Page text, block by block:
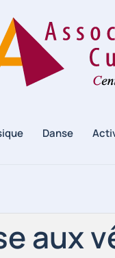
Danse
aux